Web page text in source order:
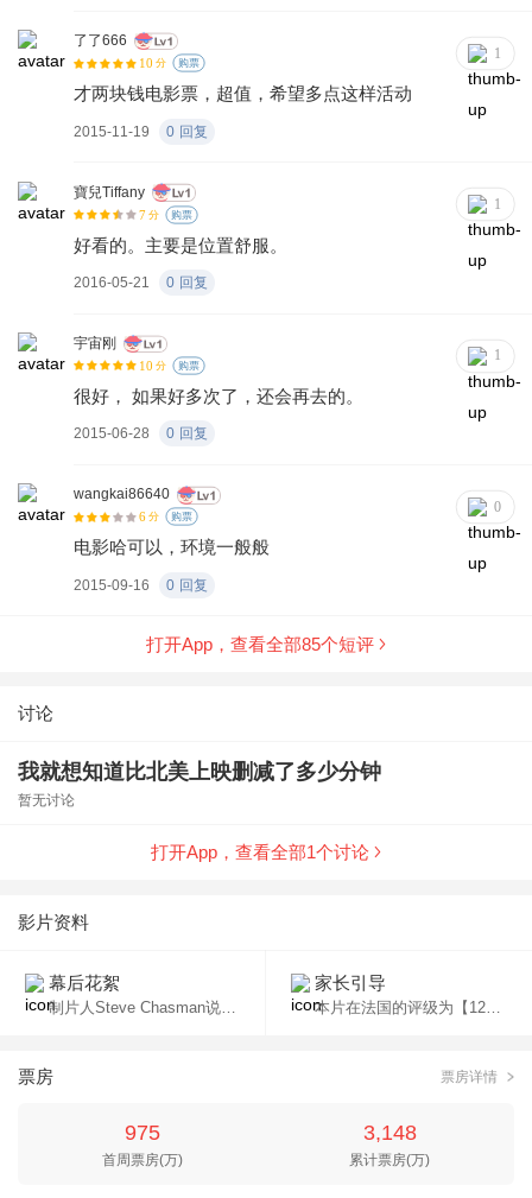
抓到了嫌疑人，但由于证据不足，48小时候把他释放了，巴里.
怀斯嚣张的离开并接受记者采访。在罗伯的葬礼上，巴里·怀斯
穿着警服偷偷来到了葬礼现场，他这次的目的是杀害主角布伦
特，布伦特和纳什却恰好设了陷阱，巴里.怀斯尾随布伦特到了
了了666
10 分 购票
1
才两块钱电影票，超值，希望多点这样活动
2015-11-19 0 回复
寶兒Tiffany
7 分 购票
1
好看的。主要是位置舒服。
2016-05-21 0 回复
宇宙刚
10 分 购票
1
很好， 如果好多次了，还会再去的。
2015-06-28 0 回复
wangkai86640
6 分 购票
0
电影哈可以，环境一般般
2015-09-16 0 回复
打开App，查看全部85个短评
讨论
我就想知道比北美上映删减了多少分钟
暂无讨论
打开App，查看全部1个讨论
影片资料
幕后花絮 家长引导
票房 票房详情
975
首周票房(万)
3,148
累计票房(万)